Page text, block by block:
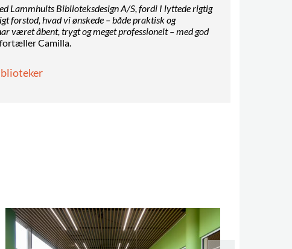
Lammhults Biblioteksdesign A/S, fordi I lyttede rigtig
forstod, hvad vi ønskede – både praktisk og
været åbent, trygt og meget professionelt – med god
fortæller Camilla.